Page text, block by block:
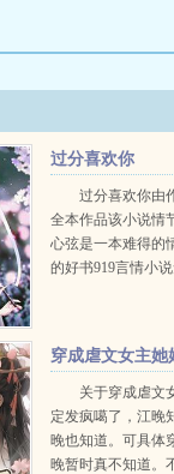
过分喜欢你
过分喜欢你由
全本作品该小说情
心弦是一本难得的
的好书919言情小
穿成虐文女主她
姐稳定发疯
关于穿成虐文
定发疯噶了，江晚
晚也知道。可具体
晚暂时真不知道。